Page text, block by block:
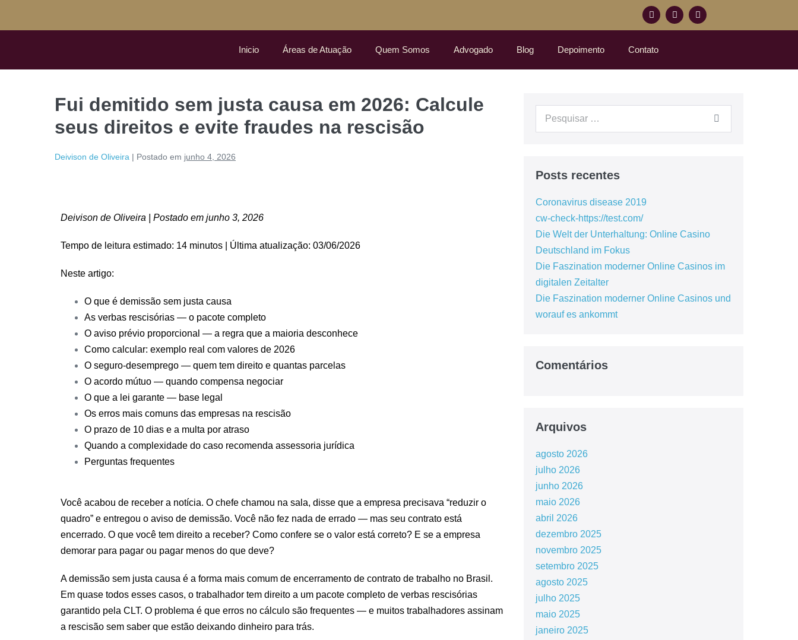
Inicio Áreas de Atuação Quem Somos Advogado Blog Depoimento Contato
Fui demitido sem justa causa em 2026: Calcule
seus direitos e evite fraudes na rescisão
Deivison de Oliveira | Postado em junho 4, 2026
Deivison de Oliveira | Postado em junho 3, 2026
Tempo de leitura estimado: 14 minutos | Última atualização: 03/06/2026
Neste artigo:
O que é demissão sem justa causa
As verbas rescisórias — o pacote completo
O aviso prévio proporcional — a regra que a maioria desconhece
Como calcular: exemplo real com valores de 2026
O seguro-desemprego — quem tem direito e quantas parcelas
O acordo mútuo — quando compensa negociar
O que a lei garante — base legal
Os erros mais comuns das empresas na rescisão
O prazo de 10 dias e a multa por atraso
Quando a complexidade do caso recomenda assessoria jurídica
Perguntas frequentes
Você acabou de receber a notícia. O chefe chamou na sala, disse que a empresa precisava “reduzir o
quadro” e entregou o aviso de demissão. Você não fez nada de errado — mas seu contrato está
encerrado. O que você tem direito a receber? Como confere se o valor está correto? E se a empresa
demorar para pagar ou pagar menos do que deve?
A demissão sem justa causa é a forma mais comum de encerramento de contrato de trabalho no Brasil.
Em quase todos esses casos, o trabalhador tem direito a um pacote completo de verbas rescisórias
garantido pela CLT. O problema é que erros no cálculo são frequentes — e muitos trabalhadores assinam
a rescisão sem saber que estão deixando dinheiro para trás.
Posts recentes
Coronavirus disease 2019
cw-check-https://test.com/
Die Welt der Unterhaltung: Online Casino
Deutschland im Fokus
Die Faszination moderner Online Casinos im
digitalen Zeitalter
Die Faszination moderner Online Casinos und
worauf es ankommt
Comentários
Arquivos
agosto 2026
julho 2026
junho 2026
maio 2026
abril 2026
dezembro 2025
novembro 2025
setembro 2025
agosto 2025
julho 2025
maio 2025
janeiro 2025